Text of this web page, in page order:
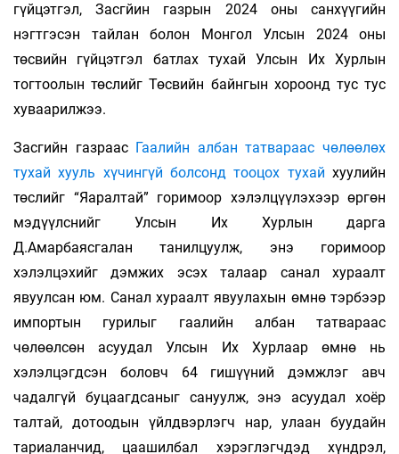
гүйцэтгэл, Засгйин газрын 2024 оны санхүүгийн
нэгтгэсэн тайлан болон Монгол Улсын 2024 оны
төсвийн гүйцэтгэл батлах тухай Улсын Их Хурлын
тогтоолын төслийг Төсвийн байнгын хороонд тус тус
хуваарилжээ.
Засгийн газраас Гаалийн албан татвараас чөлөөлөх
тухай хууль хүчингүй болсонд тооцох тухай хуулийн
төслийг “Яаралтай” горимоор хэлэлцүүлэхээр өргөн
мэдүүлснийг Улсын Их Хурлын дарга
Д.Амарбаясгалан танилцуулж, энэ горимоор
хэлэлцэхийг дэмжих эсэх талаар санал хураалт
явуулсан юм. Санал хураалт явуулахын өмнө тэрбээр
импортын гурилыг гаалийн албан татвараас
чөлөөлсөн асуудал Улсын Их Хурлаар өмнө нь
хэлэлцэгдсэн боловч 64 гишүүний дэмжлэг авч
чадалгүй буцаагдсаныг сануулж, энэ асуудал хоёр
талтай, дотоодын үйлдвэрлэгч нар, улаан буудайн
тариаланчид, цаашилбал хэрэглэгчдэд хүндрэл,